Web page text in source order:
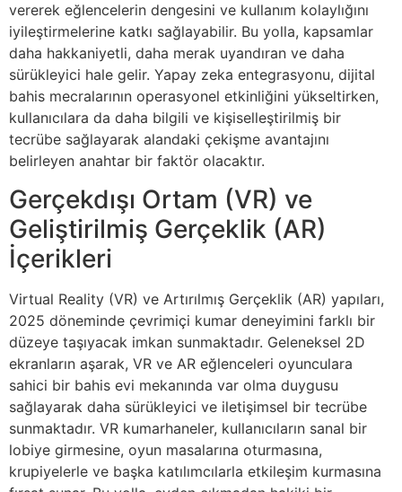
vererek eğlencelerin dengesini ve kullanım kolaylığını
iyileştirmelerine katkı sağlayabilir. Bu yolla, kapsamlar
daha hakkaniyetli, daha merak uyandıran ve daha
sürükleyici hale gelir. Yapay zeka entegrasyonu, dijital
bahis mecralarının operasyonel etkinliğini yükseltirken,
kullanıcılara da daha bilgili ve kişiselleştirilmiş bir
tecrübe sağlayarak alandaki çekişme avantajını
belirleyen anahtar bir faktör olacaktır.
Gerçekdışı Ortam (VR) ve
Geliştirilmiş Gerçeklik (AR)
İçerikleri
Virtual Reality (VR) ve Artırılmış Gerçeklik (AR) yapıları,
2025 döneminde çevrimiçi kumar deneyimini farklı bir
düzeye taşıyacak imkan sunmaktadır. Geleneksel 2D
ekranların aşarak, VR ve AR eğlenceleri oyunculara
sahici bir bahis evi mekanında var olma duygusu
sağlayarak daha sürükleyici ve iletişimsel bir tecrübe
sunmaktadır. VR kumarhaneler, kullanıcıların sanal bir
lobiye girmesine, oyun masalarına oturmasına,
krupiyelerle ve başka katılımcılarla etkileşim kurmasına